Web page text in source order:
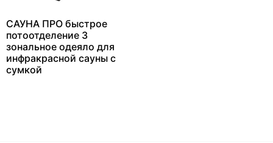
САУНА ПРО быстрое
потоотделение 3
зональное одеяло для
инфракрасной сауны с
сумкой